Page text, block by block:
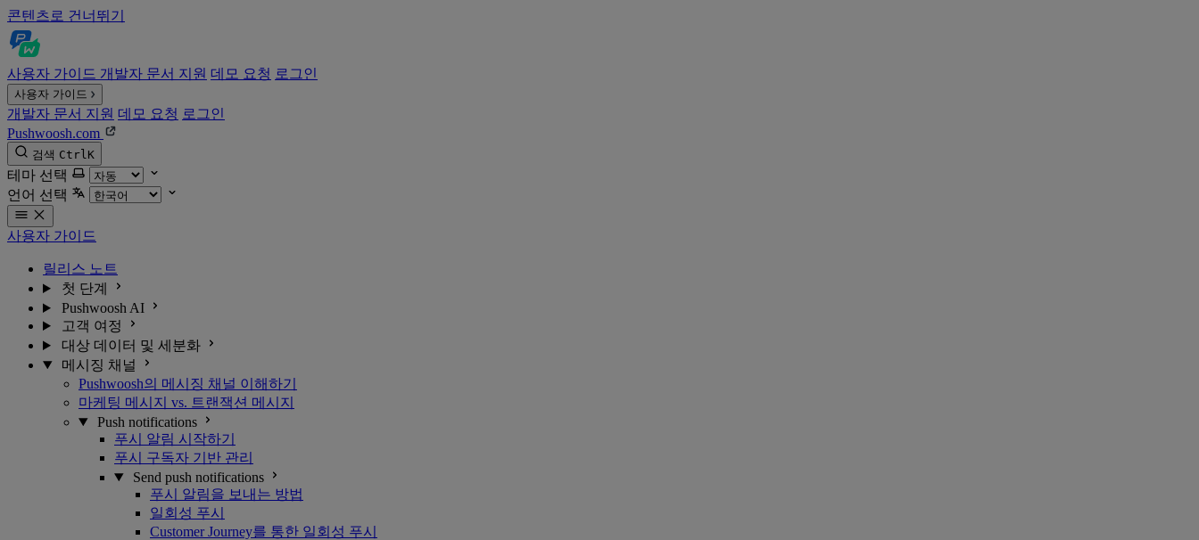
콘텐츠로 건너뛰기
사용자 가이드 개발자 문서 지원 데모 요청 로그인
사용자 가이드
개발자 문서 지원 데모 요청 로그인
Pushwoosh.com
검색 CtrlK
테마 선택
언어 선택
사용자 가이드
릴리스 노트
첫 단계
Pushwoosh AI
고객 여정
대상 데이터 및 세분화
메시징 채널
Pushwoosh의 메시징 채널 이해하기
마케팅 메시지 vs. 트랜잭션 메시지
Push notifications
푸시 알림 시작하기
푸시 구독자 기반 관리
Send push notifications
푸시 알림을 보내는 방법
일회성 푸시
Customer Journey를 통한 일회성 푸시